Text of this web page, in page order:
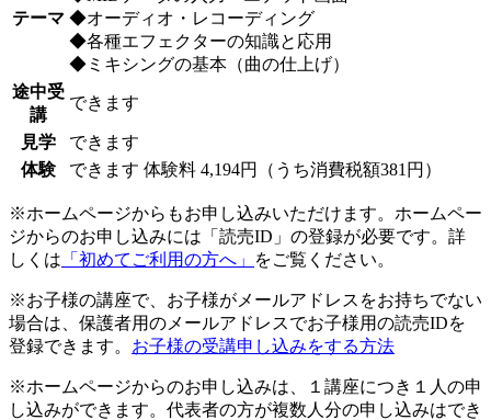
テーマ ◆オーディオ・レコーディング
◆各種エフェクターの知識と応用
◆ミキシングの基本（曲の仕上げ）
途中受
講
できます
見学
できます
体験
できます 体験料 4,194円（うち消費税額381円）
※ホームページからもお申し込みいただけます。ホームペー
ジからのお申し込みには「読売ID」の登録が必要です。詳
しくは 「初めてご利用の方へ」 をご覧ください。
※お子様の講座で、お子様がメールアドレスをお持ちでない
場合は、保護者用のメールアドレスでお子様用の読売IDを
登録できます。 お子様の受講申し込みをする方法
※ホームページからのお申し込みは、１講座につき１人の申
し込みができます。代表者の方が複数人分の申し込みはでき